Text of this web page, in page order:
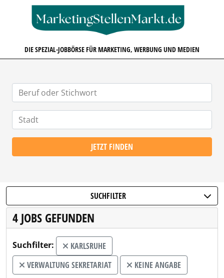
DIE SPEZIAL-JOBBÖRSE FÜR MARKETING, WERBUNG UND MEDIEN
JETZT FINDEN
SUCHFILTER
4 JOBS GEFUNDEN
Suchfilter:
KARLSRUHE
VERWALTUNG SEKRETARIAT
KEINE ANGABE